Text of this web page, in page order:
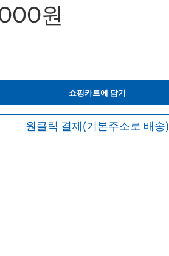
원
쇼핑카트에 담기
원클릭 결제(기본주소로 배송)